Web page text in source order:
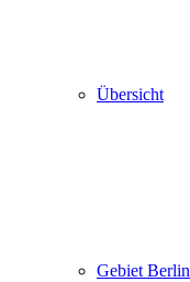
Übersicht
Gebiet Berlin